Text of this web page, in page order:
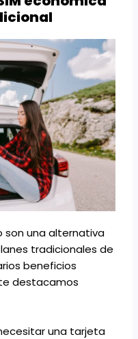
son una alternativa
tradicionales de
beneficios
destacamos
una tarjeta